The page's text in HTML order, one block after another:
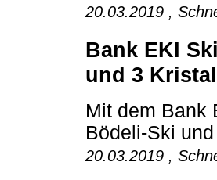
20.03.2019 ,
Bank EKI
und 3
Mit dem Bank
Bödeli-Ski
20.03.2019 ,